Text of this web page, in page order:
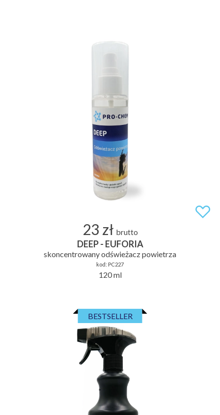
23 zł brutto
DEEP - EUFORIA
skoncentrowany odświeżacz powietrza
kod: PC227
120 ml
BESTSELLER